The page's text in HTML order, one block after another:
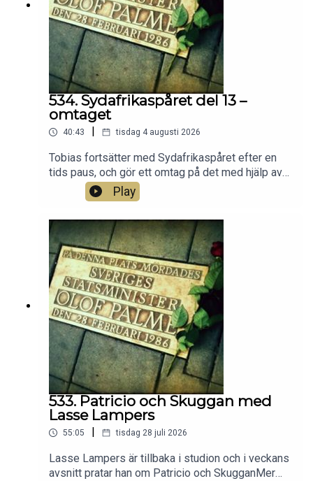
534. Sydafrikaspåret del 13 –
omtaget
40:43 | tisdag 4 augusti 2026
Tobias fortsätter med Sydafrikaspåret efter en
tids paus, och gör ett omtag på det med hjälp av
både sammanfattningar och nytt material.
Dessutom får ni höra delvis nya uppgifter om
Anders Leopold och hans koppling till just
Sydafrikaspåret!Av och med Tobias
Henricsson/PRS Media.Hjälp oss att fortsätta
podda om Palmemordet på Patreon:
https://www.patreon.com/palmemordetKontakta
Palmemordet: zimwaypodcast@gmail.com
Play
533. Patricio och Skuggan med
Lasse Lampers
55:05 tisdag 28 juli 2026
Lasse Lampers är tillbaka i studion och i veckans
avsnitt pratar han om Patricio och SkugganMer